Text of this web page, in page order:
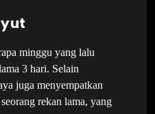
minggu yang lalu
3 hari. Selain
juga menyempatkan
rekan lama, yang